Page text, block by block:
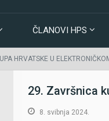
ČLANOVI HPS
HRVATSKE U
29. Završnica
8. svibnja 2024.